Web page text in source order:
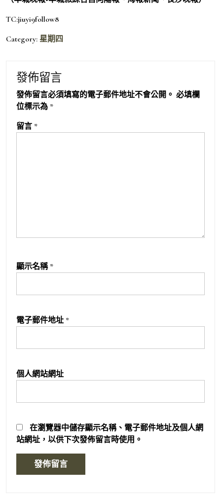
TC:jiuyi9follow8
Category: 星期四
發佈留言
發佈留言必須填寫的電子郵件地址不會公開。 必填欄
位標示為 *
留言 *
顯示名稱 *
電子郵件地址 *
個人網站網址
在瀏覽器中儲存顯示名稱、電子郵件地址及個人網
站網址，以供下次發佈留言時使用。